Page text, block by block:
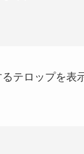
テロップを表